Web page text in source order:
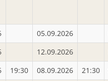
05.09.2026
12.09.2026
19:30 08.09.2026 21:30